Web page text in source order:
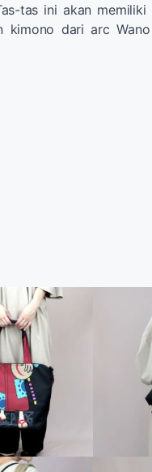
tas ini akan
kimono dari arc